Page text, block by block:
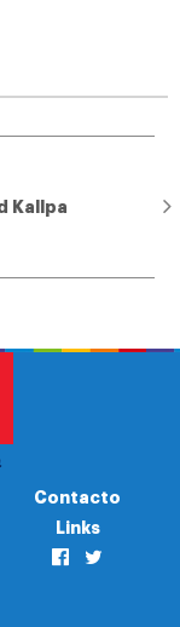
Contacto
Links